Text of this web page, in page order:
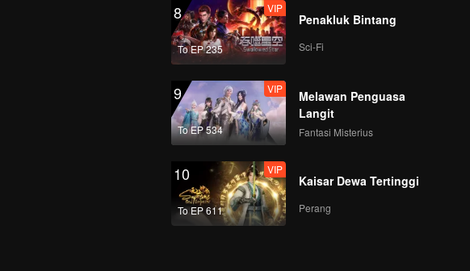
8
To EP 235
VIP
Penakluk Bintang
Sci-Fi
9
To EP 534
VIP
Melawan Penguasa
Langit
Fantasi Misterius
10
To EP 611
VIP
Kaisar Dewa Tertinggi
Perang